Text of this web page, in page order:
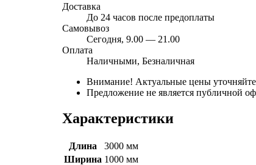
Доставка
До 24 часов после предоплаты
Самовывоз
Сегодня, 9.00 — 21.00
Оплата
Наличными, Безналичная
Внимание! Актуальные цены
Предложение не является публичной
Характеристики
Длина
3000 мм
Ширина 1000 мм